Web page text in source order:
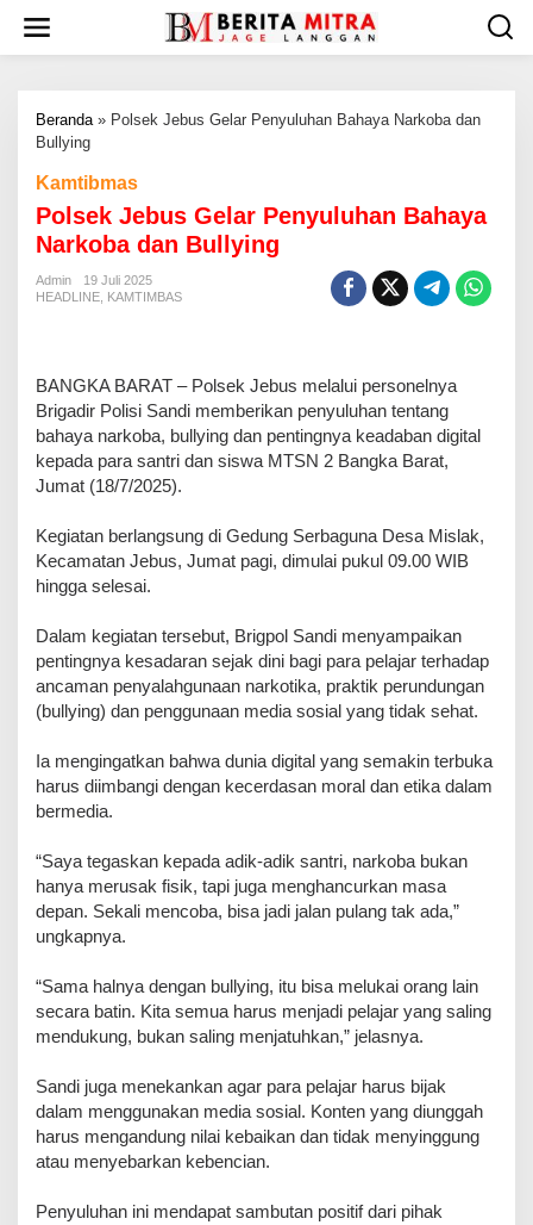
w
Beranda» Polsek Jebus Gelar Penyuluhan Bahaya Narkoba dan
Bullying
Kamtibmas
Polsek Jebus Gelar Penyuluhan Bahaya
Narkoba dan Bullying
Admin
19 Juli 2025
HEADLINE KAMTIMBAS
BANGKA BARAT – Polsek Jebus melalui personelnya
Brigadir Polisi Sandi memberikan penyuluhan tentang
bahaya narkoba, bullying dan pentingnya keadaban digital
kepada para santri dan siswa MTSN 2 Bangka Barat,
Jumat (18/7/2025).
Kegiatan berlangsung di Gedung Serbaguna Desa Mislak,
Kecamatan Jebus, Jumat pagi, dimulai pukul 09.00 WIB
hingga selesai.
Dalam kegiatan tersebut, Brigpol Sandi menyampaikan
pentingnya kesadaran sejak dini bagi para pelajar terhadap
ancaman penyalahgunaan narkotika, praktik perundungan
(bullying) dan penggunaan media sosial yang tidak sehat.
Ia mengingatkan bahwa dunia digital yang semakin terbuka
harus diimbangi dengan kecerdasan moral dan etika dalam
bermedia.
“Saya tegaskan kepada adik-adik santri, narkoba bukan
hanya merusak fisik, tapi juga menghancurkan masa
depan. Sekali mencoba, bisa jadi jalan pulang tak ada,”
ungkapnya.
“Sama halnya dengan bullying, itu bisa melukai orang lain
secara batin. Kita semua harus menjadi pelajar yang saling
mendukung, bukan saling menjatuhkan,” jelasnya.
Sandi juga menekankan agar para pelajar harus bijak
dalam menggunakan media sosial. Konten yang diunggah
harus mengandung nilai kebaikan dan tidak menyinggung
atau menyebarkan kebencian.
Penyuluhan ini mendapat sambutan positif dari pihak